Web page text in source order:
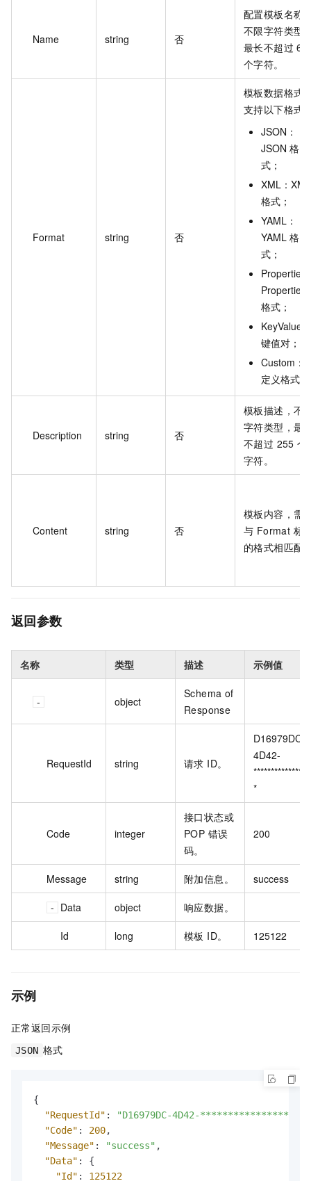
Name string 否
配置模板名称
不限字符类型
最长不超过 64
个字符。
Format string 否
模板数据格式
支持以下格式
JSON：
JSON 格
式；
XML：XML
格式；
YAML：
YAML 格
式；
Properties
Properties
格式；
KeyValue：
键值对；
Custom：
定义格式。
Description string 否
模板描述，不
字符类型，最
不超过 255 个
字符。
Content string 否
模板内容，需
与 Format 标
的格式相匹配
返回参数
名称 类型 描述 示例值
object
Schema of
Response
RequestId string 请求 ID。
D16979DC-
4D42-
***************
*
Code integer
接口状态或
POP 错误
码。
200
Message string 附加信息。 success
Data object 响应数据。
Id long 模板 ID。 125122
示例
正常返回示例
JSON 格式
{
"RequestId" : "D16979DC-4D42-****************"
"Code" : 200,
"Message" : "success" ,
"Data" :
{
"Id" : 125122